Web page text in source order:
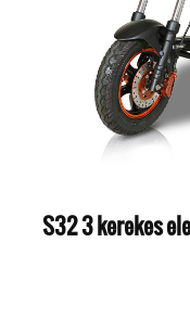
S32 3 kerekes